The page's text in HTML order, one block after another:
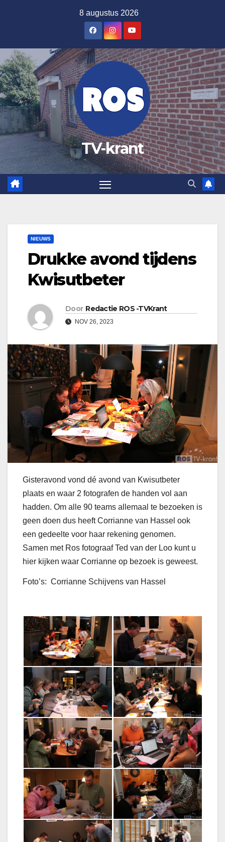
inhoud
8 augustus 2026
TV-krant
NIEUWS
Drukke avond tijdens
Kwisutbeter
Door Redactie ROS -TVKrant
NOV 26, 2023
Gisteravond vond dé avond van Kwisutbeter
plaats en waar 2 fotografen de handen vol aan
hadden. Om alle 90 teams allemaal te bezoeken is
geen doen dus heeft Corrianne van Hassel ook
een gedeelte voor haar rekening genomen.
Samen met Ros fotograaf Ted van der Loo kunt u
hier kijken waar Corrianne op bezoek is geweest.
Foto’s: Corrianne Schijvens van Hassel